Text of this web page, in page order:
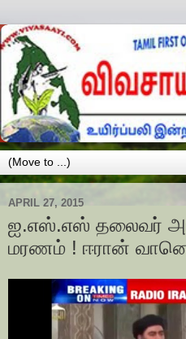
APRIL 27, 2015
ஐ.எஸ்.எஸ் தலைவர்
மரணம் ! ஈரான்